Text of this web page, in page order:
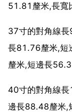
51.81釐米,長寬
37寸的對角線
長81.76釐米,短
釐米,短邊長
40寸的對角線
邊長88.48釐米,